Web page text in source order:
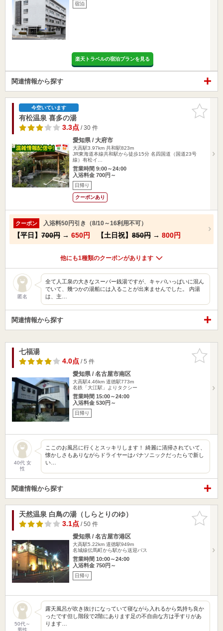
宿泊
楽天トラベルの宿泊プランを見る
関連情報から探す
お気に入
りに追加
今空いています
有松温泉 喜多の湯
3.3点/ 30 件
愛知県 / 大府市
大高駅3.97km 共和駅823m
JR東海道本線共和駅から徒歩15分 名四国道（国道23号
線）有松イ…
営業時間 9:00～24:00
入浴料金 700円～
日帰り
クーポンあり
クーポン 入浴料50円引き（8/10～16利用不可）
【平日】 700円 → 650円 【土日祝】 850円 → 800円
他にも1種類のクーポンがあります
匿名
全て人工泉の大きなスーパー銭湯ですが、キャパいっぱいに混ん
でいて、幾つかの湯船には入ることが出来ませんでした。 内湯
は、主…
関連情報から探す
お気に入
りに追加
七福湯
4.0点/ 5 件
愛知県 / 名古屋市南区
大高駅4.46km 道徳駅773m
名鉄「大江駅」よりタクシー
営業時間 15:00～24:00
入浴料金 530円～
日帰り
40代 女
性
ここのお風呂に行くとスッキリします！ 綺麗に清掃されていて、
懐かしさもありながらドライヤーはパナソニックだったらで新し
い…
関連情報から探す
お気に入
りに追加
天然温泉 白鳥の湯（しらとりのゆ）
3.1点/ 50 件
愛知県 / 名古屋市港区
大高駅5.22km 道徳駅949m
名城線伝馬町から駅から送迎バス
営業時間 10:00～24:00
入浴料金 750円～
日帰り
50代～
男性
露天風呂が吹き抜けになっていて寝ながら入れるから気持ち良か
ったです但し階段で2階にあります足の不自由な方は手すりがあ
ります…